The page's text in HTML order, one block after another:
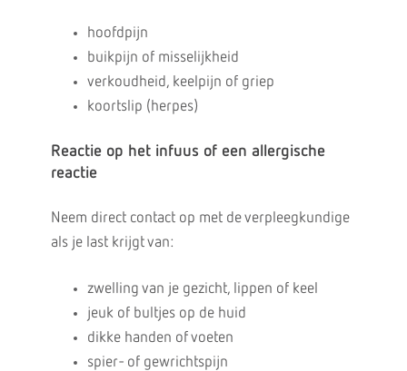
hoofdpijn
buikpijn of misselijkheid
verkoudheid, keelpijn of griep
koortslip (herpes)
Reactie op het infuus of een allergische
reactie
Neem direct contact op met de verpleegkundige
als je last krijgt van:
zwelling van je gezicht, lippen of keel
jeuk of bultjes op de huid
dikke handen of voeten
spier- of gewrichtspijn